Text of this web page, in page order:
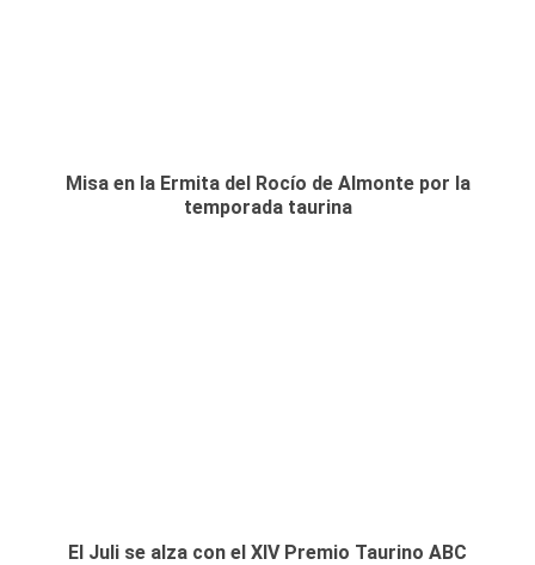
Misa en la Ermita del Rocío de Almonte por la
temporada taurina
El Juli se alza con el XIV Premio Taurino ABC